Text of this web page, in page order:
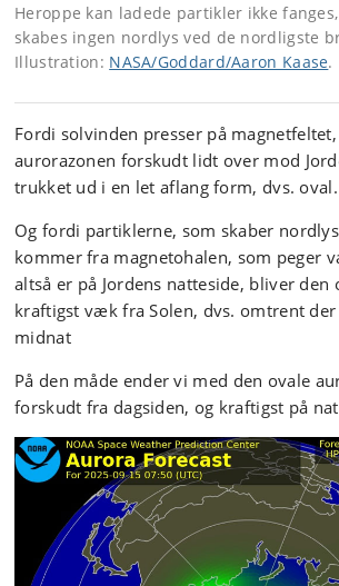
Heroppe kan ladede partikler ikke
skabes ingen nordlys ved de nordligste
Illustration: NASA/Goddard/Aaron Kaase.
Fordi solvinden presser på
aurorazonen forskudt lidt over mod
trukket ud i en let aflang form, dvs. oval.
Og fordi partiklerne, som skaber
kommer fra magnetohalen, som peger
altså er på Jordens natteside, bliver den
kraftigst væk fra Solen, dvs. omtrent
midnat
På den måde ender vi med den ovale
forskudt fra dagsiden, og kraftigst på